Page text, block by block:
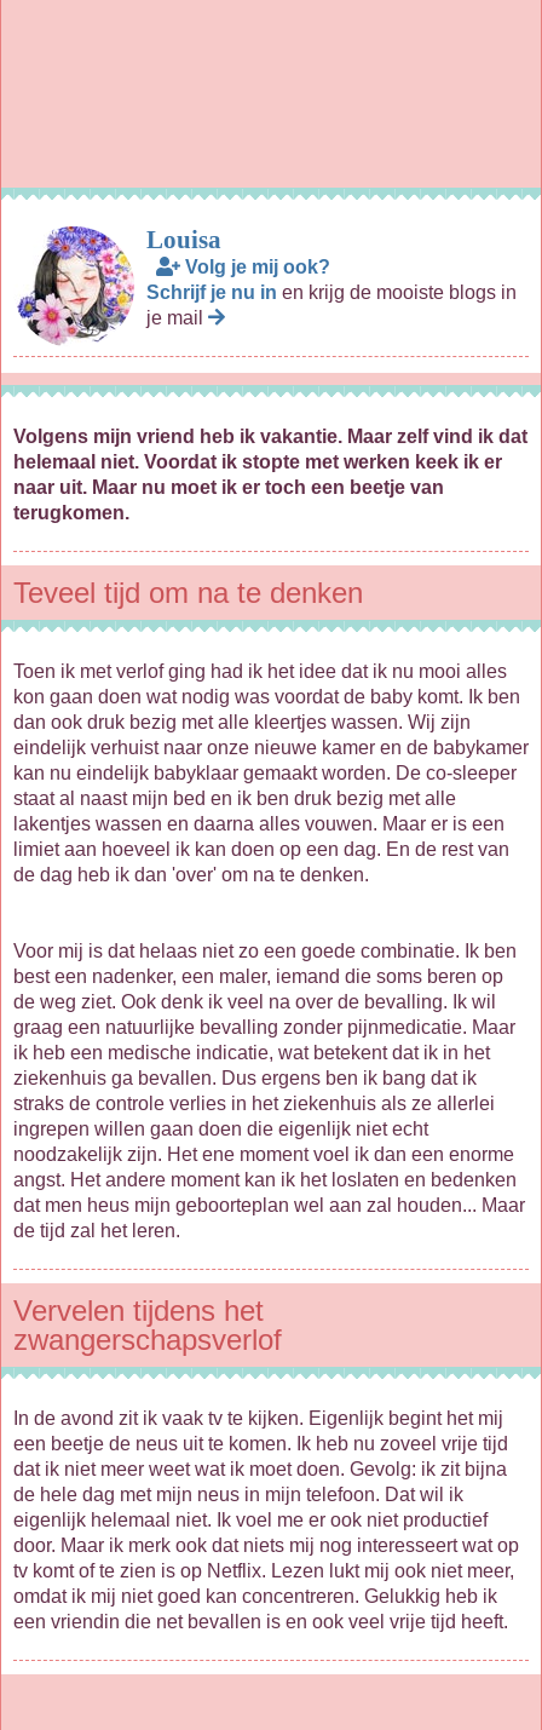
Louisa
Volg je mij ook?
Schrijf je nu in en krijg de mooiste blogs in
je mail
Volgens mijn vriend heb ik vakantie. Maar zelf vind ik dat
helemaal niet. Voordat ik stopte met werken keek ik er
naar uit. Maar nu moet ik er toch een beetje van
terugkomen.
Teveel tijd om na te denken
Toen ik met verlof ging had ik het idee dat ik nu mooi alles
kon gaan doen wat nodig was voordat de baby komt. Ik ben
dan ook druk bezig met alle kleertjes wassen. Wij zijn
eindelijk verhuist naar onze nieuwe kamer en de babykamer
kan nu eindelijk babyklaar gemaakt worden. De co-sleeper
staat al naast mijn bed en ik ben druk bezig met alle
lakentjes wassen en daarna alles vouwen. Maar er is een
limiet aan hoeveel ik kan doen op een dag. En de rest van
de dag heb ik dan 'over' om na te denken.
Voor mij is dat helaas niet zo een goede combinatie. Ik ben
best een nadenker, een maler, iemand die soms beren op
de weg ziet. Ook denk ik veel na over de bevalling. Ik wil
graag een natuurlijke bevalling zonder pijnmedicatie. Maar
ik heb een medische indicatie, wat betekent dat ik in het
ziekenhuis ga bevallen. Dus ergens ben ik bang dat ik
straks de controle verlies in het ziekenhuis als ze allerlei
ingrepen willen gaan doen die eigenlijk niet echt
noodzakelijk zijn. Het ene moment voel ik dan een enorme
angst. Het andere moment kan ik het loslaten en bedenken
dat men heus mijn geboorteplan wel aan zal houden... Maar
de tijd zal het leren.
Vervelen tijdens het
zwangerschapsverlof
In de avond zit ik vaak tv te kijken. Eigenlijk begint het mij
een beetje de neus uit te komen. Ik heb nu zoveel vrije tijd
dat ik niet meer weet wat ik moet doen. Gevolg: ik zit bijna
de hele dag met mijn neus in mijn telefoon. Dat wil ik
eigenlijk helemaal niet. Ik voel me er ook niet productief
door. Maar ik merk ook dat niets mij nog interesseert wat op
tv komt of te zien is op Netflix. Lezen lukt mij ook niet meer,
omdat ik mij niet goed kan concentreren. Gelukkig heb ik
een vriendin die net bevallen is en ook veel vrije tijd heeft.